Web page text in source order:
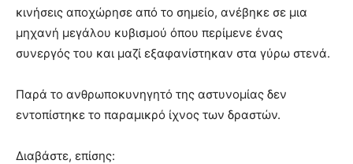
κινήσεις αποχώρησε από το σημείο, ανέβηκε σε μια
μηχανή μεγάλου κυβισμού όπου περίμενε ένας
συνεργός του και μαζί εξαφανίστηκαν στα γύρω στενά.
Παρά το ανθρωποκυνηγητό της αστυνομίας δεν
εντοπίστηκε το παραμικρό ίχνος των δραστών.
Διαβάστε, επίσης: